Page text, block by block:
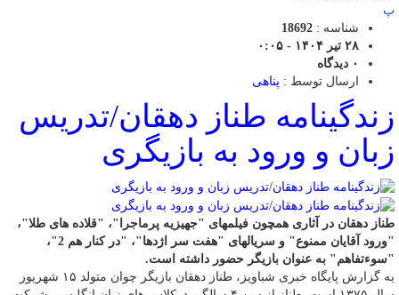
پ
شناسه : 18692
۲۸ تیر ۱۴۰۴ - ۰:۰۵
۰ دیدگاه
ارسال توسط : پناهی
زندگینامه طناز دهقان/تدریس
زبان و ورود به بازیگری
طناز دهقان در آثاری همچون فیلمهای "جهیزیه پرماجرا"، "قلاده های طلا"،
"ورود آقایان ممنوع" و سریالهای "هفت سر اژدها"، "در کنار هم 2"،
"سوءتفاهم" به عنوان بازیگر حضور داشته است.
به گزارش پایگاه خبری شباویز، طناز دهقان بازیگر چوان متولد ۱۵ شهریور